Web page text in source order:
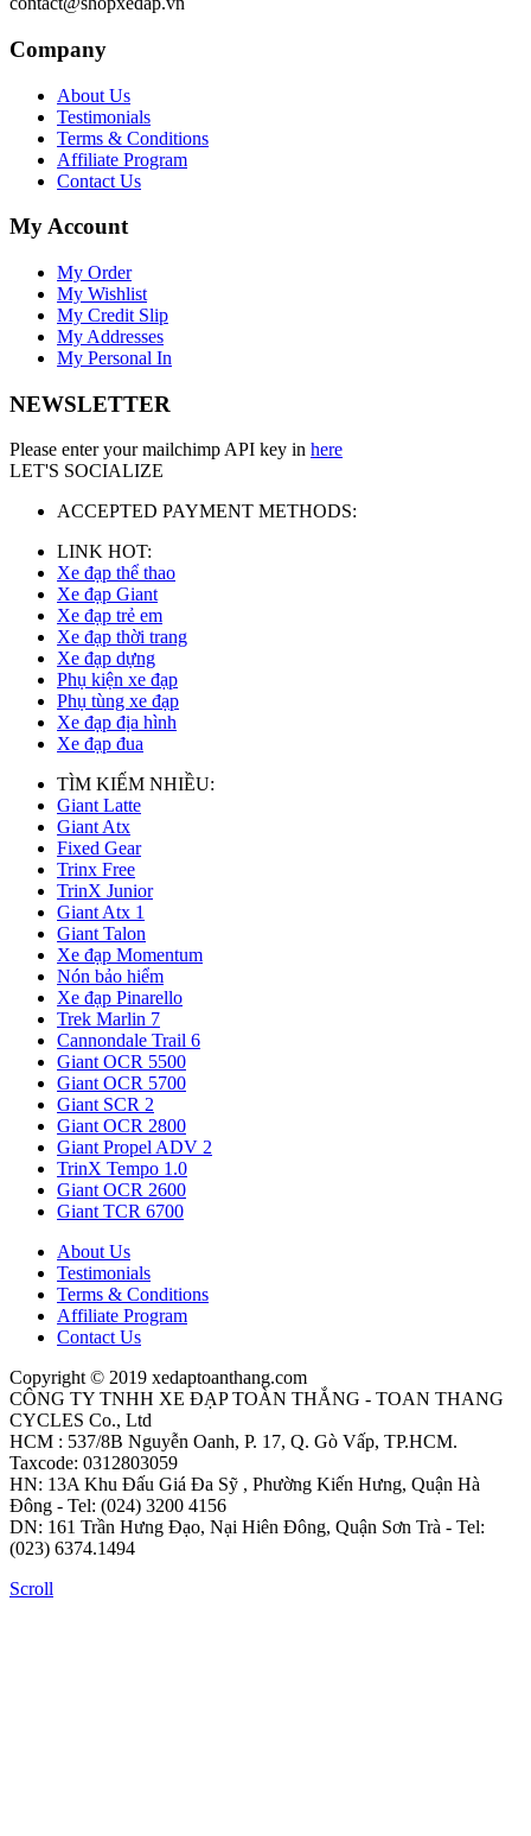
Company
About Us
Testimonials
Terms & Conditions
Affiliate Program
Contact Us
My Account
My Order
My Wishlist
My Credit Slip
My Addresses
My Personal In
NEWSLETTER
Please enter your mailchimp API key in here
LET'S SOCIALIZE
ACCEPTED PAYMENT METHODS:
LINK HOT:
Xe đạp thể thao
Xe đạp Giant
Xe đạp trẻ em
Xe đạp thời trang
Xe đạp dựng
Phụ kiện xe đạp
Phụ tùng xe đạp
Xe đạp địa hình
Xe đạp đua
TÌM KIẾM NHIỀU:
Giant Latte
Giant Atx
Fixed Gear
Trinx Free
TrinX Junior
Giant Atx 1
Giant Talon
Xe đạp Momentum
Nón bảo hiểm
Xe đạp Pinarello
Trek Marlin 7
Cannondale Trail 6
Giant OCR 5500
Giant OCR 5700
Giant SCR 2
Giant OCR 2800
Giant Propel ADV 2
TrinX Tempo 1.0
Giant OCR 2600
Giant TCR 6700
About Us
Testimonials
Terms & Conditions
Affiliate Program
Contact Us
Copyright © 2019 xedaptoanthang.com
CÔNG TY TNHH XE ĐẠP TOÀN THẮNG - TOAN THANG
CYCLES Co., Ltd
HCM : 537/8B Nguyễn Oanh, P. 17, Q. Gò Vấp, TP.HCM.
Taxcode: 0312803059
HN: 13A Khu Đấu Giá Đa Sỹ , Phường Kiến Hưng, Quận Hà
Đông - Tel: (024) 3200 4156
DN: 161 Trần Hưng Đạo, Nại Hiên Đông, Quận Sơn Trà - Tel:
(023) 6374.1494
Scroll